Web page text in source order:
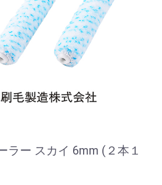
ラー スカイ 6mm (２本１